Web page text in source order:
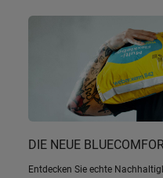
DIE NEUE
Entdecken Sie echte